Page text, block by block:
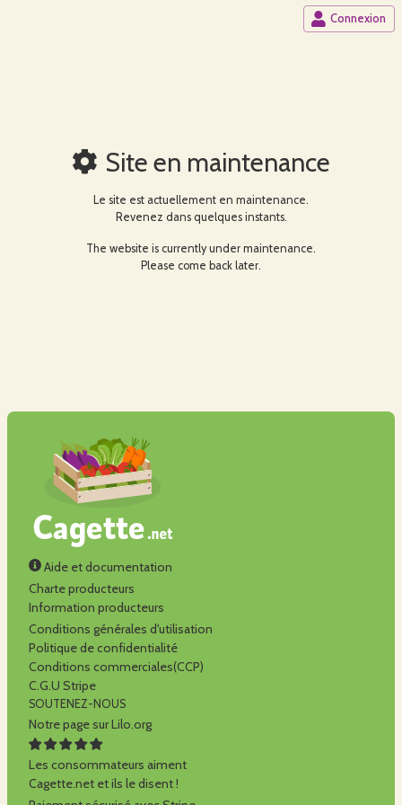
Connexion
Site en maintenance
Le site est actuellement en maintenance.
Revenez dans quelques instants.
The website is currently under maintenance.
Please come back later.
Aide et documentation
Charte producteurs
Information producteurs
Conditions générales d'utilisation
Politique de confidentialité
Conditions commerciales(CCP)
C.G.U Stripe
SOUTENEZ-NOUS
Notre page sur Lilo.org
Les consommateurs aiment
Cagette.net et ils le disent !